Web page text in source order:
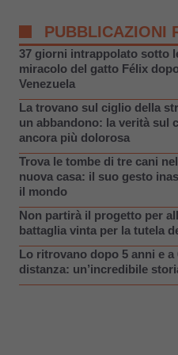
PUBBLICAZIONI
37 giorni intrappolato sotto
miracolo del gatto Félix
Venezuela
La trovano sul ciglio della
un abbandono: la verità sul
ancora più dolorosa
Trova le tombe di tre cani
nuova casa: il suo gesto
il mondo
Non partirà il progetto per
battaglia vinta per la tutela
Lo ritrovano dopo 5 anni e a
distanza: un’incredibile